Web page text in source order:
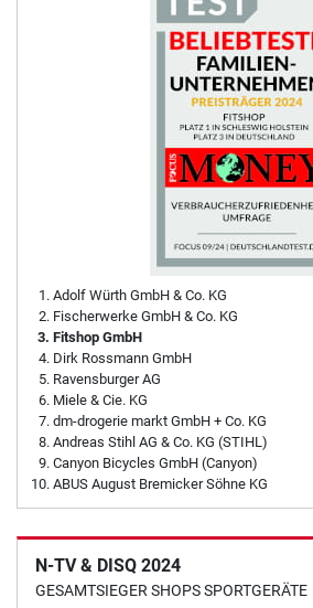
Adolf Würth GmbH & Co. KG
Fischerwerke GmbH & Co. KG
Fitshop GmbH
Dirk Rossmann GmbH
Ravensburger AG
Miele & Cie. KG
dm-drogerie markt GmbH + Co. KG
Andreas Stihl AG & Co. KG (STIHL)
Canyon Bicycles GmbH (Canyon)
ABUS August Bremicker Söhne KG
N-TV & DISQ 2024
GESAMTSIEGER SHOPS SPORTGERÄTE